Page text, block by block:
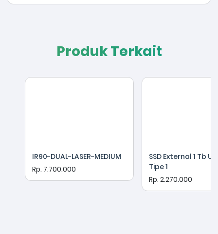
Produk Terkait
IR90-DUAL-LASER-MEDIUM
Rp. 7.700.000
SSD External 1 Tb
Tipe 1
Rp. 2.270.000